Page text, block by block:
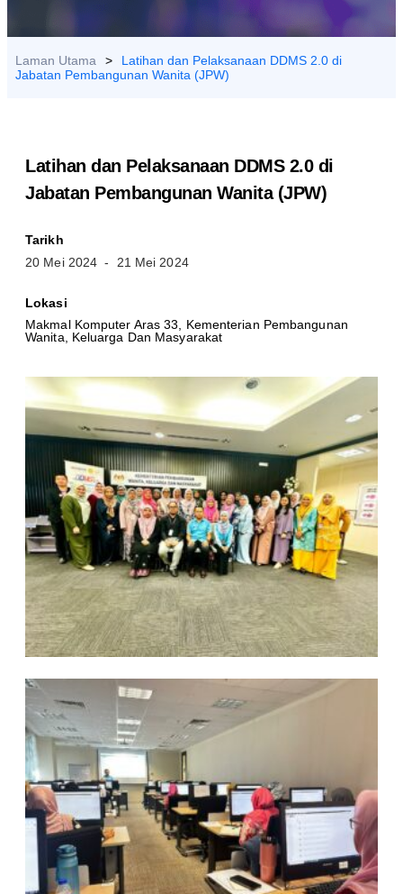
Laman Utama >
Latihan dan Pelaksanaan DDMS 2.0 di
Jabatan Pembangunan Wanita (JPW)
Latihan dan Pelaksanaan DDMS 2.0 di
Jabatan Pembangunan Wanita (JPW)
Tarikh
20 Mei 2024 - 21 Mei 2024
Lokasi
Makmal Komputer Aras 33, Kementerian Pembangunan
Wanita, Keluarga Dan Masyarakat